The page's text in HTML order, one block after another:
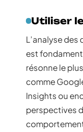
Utiliser
L’analyse
est
résonne le
comme
Insights ou
perspectives